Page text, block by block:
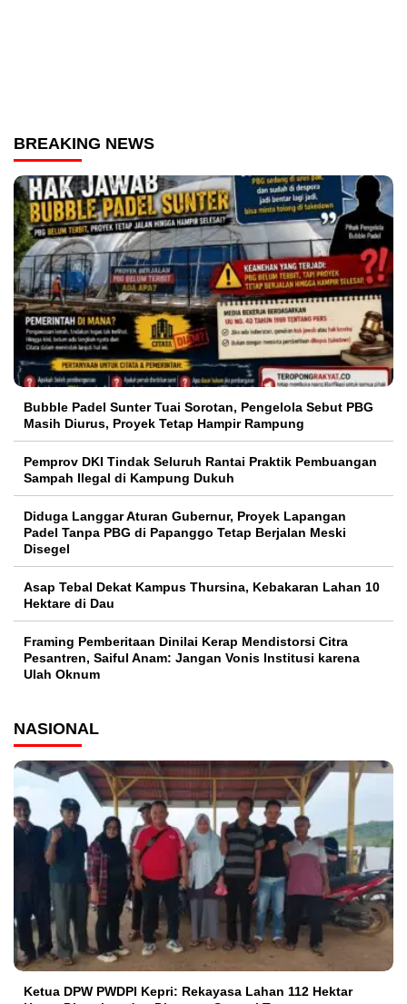
BREAKING NEWS
Bubble Padel Sunter Tuai Sorotan, Pengelola Sebut PBG
Masih Diurus, Proyek Tetap Hampir Rampung
Pemprov DKI Tindak Seluruh Rantai Praktik Pembuangan
Sampah Ilegal di Kampung Dukuh
Diduga Langgar Aturan Gubernur, Proyek Lapangan
Padel Tanpa PBG di Papanggo Tetap Berjalan Meski
Disegel
Asap Tebal Dekat Kampus Thursina, Kebakaran Lahan 10
Hektare di Dau
Framing Pemberitaan Dinilai Kerap Mendistorsi Citra
Pesantren, Saiful Anam: Jangan Vonis Institusi karena
Ulah Oknum
NASIONAL
Ketua DPW PWDPI Kepri: Rekayasa Lahan 112 Hektar